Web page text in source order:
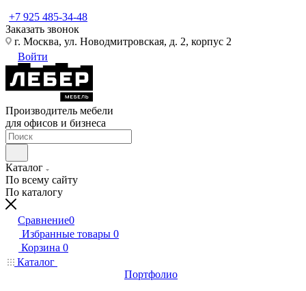
+7 925 485-34-48
Заказать звонок
г. Москва, ул. Новодмитровская, д. 2, корпус 2
Войти
Производитель мебели
для офисов и бизнеса
Каталог
По всему сайту
По каталогу
Сравнение0
Избранные товары 0
Корзина 0
Каталог
Портфолио